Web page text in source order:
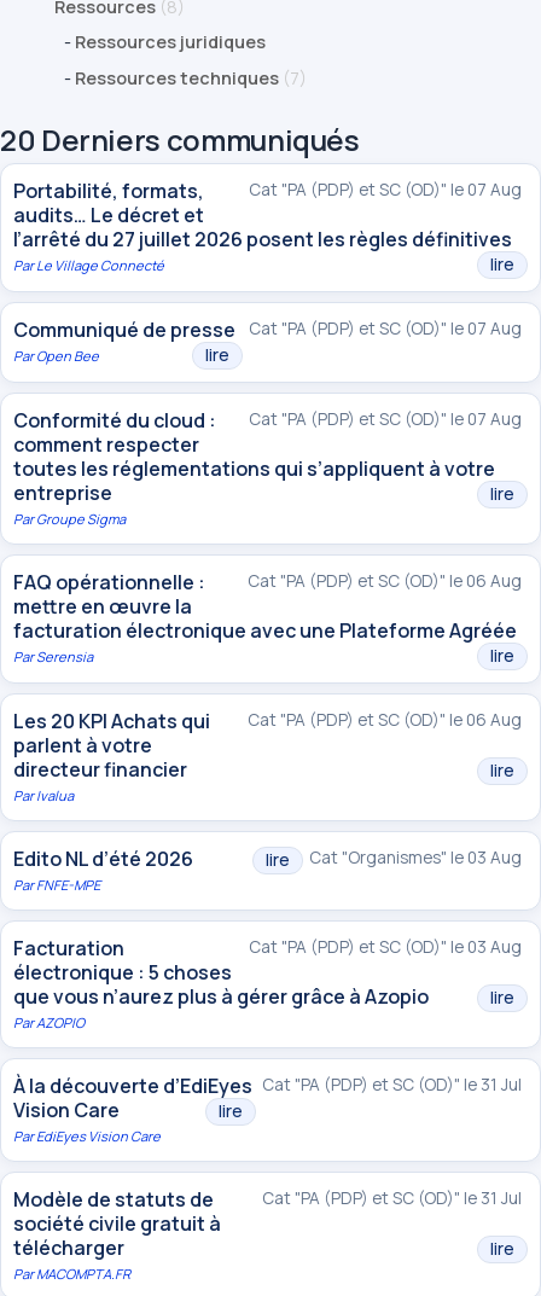
Ressources (8)
- Ressources juridiques
- Ressources techniques (7)
20 Derniers communiqués
Cat "PA (PDP) et SC (OD)" le 07 Aug
Portabilité, formats,
audits… Le décret et
l’arrêté du 27 juillet 2026 posent les règles définitives
lire
ParLe Village Connecté
Cat "PA (PDP) et SC (OD)" le 07 Aug
Communiqué de presse
lire
ParOpen Bee
Cat "PA (PDP) et SC (OD)" le 07 Aug
Conformité du cloud :
comment respecter
toutes les réglementations qui s’appliquent à votre
entreprise
lire
ParGroupe Sigma
Cat "PA (PDP) et SC (OD)" le 06 Aug
FAQ opérationnelle :
mettre en œuvre la
facturation électronique avec une Plateforme Agréée
lire
ParSerensia
Cat "PA (PDP) et SC (OD)" le 06 Aug
Les 20 KPI Achats qui
parlent à votre
directeur financier
lire
ParIvalua
Cat "Organismes" le 03 Aug
Edito NL d’été 2026 lire
ParFNFE-MPE
Cat "PA (PDP) et SC (OD)" le 03 Aug
Facturation
électronique : 5 choses
que vous n’aurez plus à gérer grâce à Azopio
lire
ParAZOPIO
Cat "PA (PDP) et SC (OD)" le 31 Jul
À la découverte d’EdiEyes
Vision Care
lire
ParEdiEyes Vision Care
Cat "PA (PDP) et SC (OD)" le 31 Jul
Modèle de statuts de
société civile gratuit à
télécharger
lire
ParMACOMPTA.FR